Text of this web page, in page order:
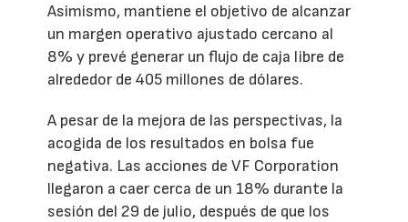
Asimismo, mantiene el objetivo de alcanzar
un margen operativo ajustado cercano al
8% y prevé generar un flujo de caja libre de
alrededor de 405 millones de dólares.
A pesar de la mejora de las perspectivas, la
acogida de los resultados en bolsa fue
negativa. Las acciones de VF Corporation
llegaron a caer cerca de un 18% durante la
sesión del 29 de julio, después de que los